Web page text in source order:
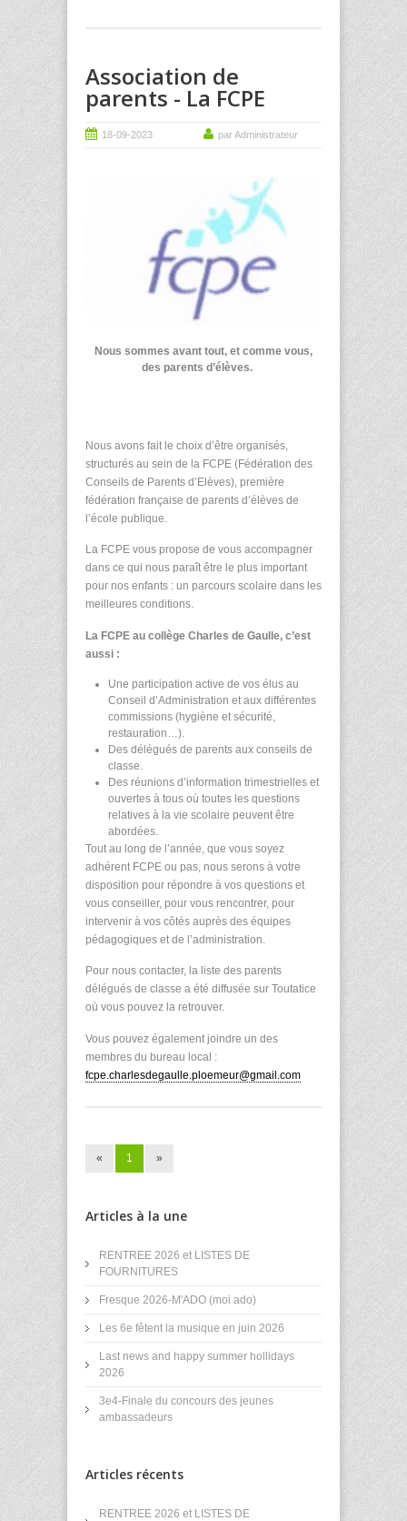
Association de
parents - La FCPE
18-09-2023 par Administrateur
Nous sommes avant tout, et comme vous,
des parents d’élèves.
Nous avons fait le choix d’être organisés,
structurés au sein de la FCPE (Fédération des
Conseils de Parents d’Elèves), première
fédération française de parents d’élèves de
l’école publique.
La FCPE vous propose de vous accompagner
dans ce qui nous paraît être le plus important
pour nos enfants : un parcours scolaire dans les
meilleures conditions.
La FCPE au collège Charles de Gaulle, c’est
aussi :
Une participation active de vos élus au
Conseil d’Administration et aux différentes
commissions (hygiène et sécurité,
restauration…).
Des délégués de parents aux conseils de
classe.
Des réunions d’information trimestrielles et
ouvertes à tous où toutes les questions
relatives à la vie scolaire peuvent être
abordées.
Tout au long de l’année, que vous soyez
adhérent FCPE ou pas, nous serons à votre
disposition pour répondre à vos questions et
vous conseiller, pour vous rencontrer, pour
intervenir à vos côtés auprès des équipes
pédagogiques et de l’administration.
Pour nous contacter, la liste des parents
délégués de classe a été diffusée sur Toutatice
où vous pouvez la retrouver.
Vous pouvez également joindre un des
membres du bureau local :
fcpe.charlesdegaulle.ploemeur@gmail.com
« 1 »
Articles à la une
RENTREE 2026 et LISTES DE
FOURNITURES
Fresque 2026-M'ADO (moi ado)
Les 6e fêtent la musique en juin 2026
Last news and happy summer hollidays
2026
3e4-Finale du concours des jeunes
ambassadeurs
Articles récents
RENTREE 2026 et LISTES DE